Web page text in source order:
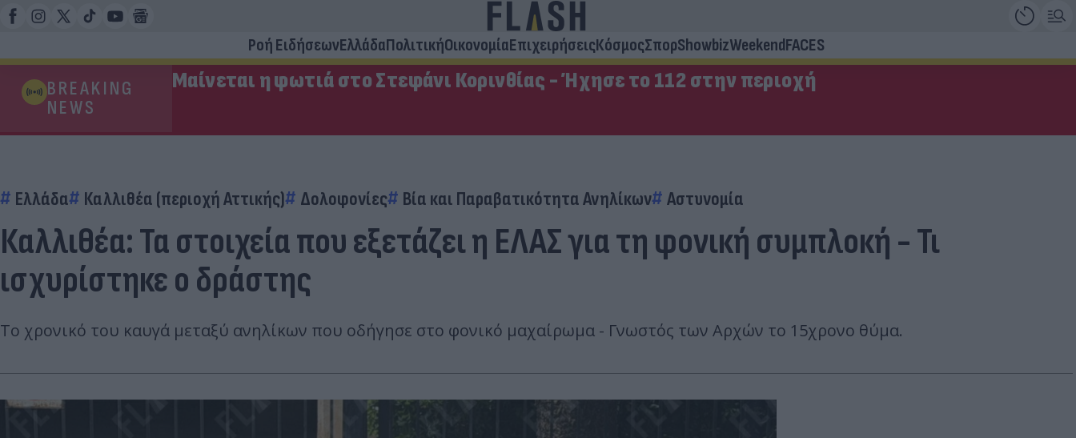
Ροή ΕιδήσεωνΕλλάδαΠολιτικήΟικονομίαΕπιχειρήσειςΚόσμοςΣπορShowbizWeekendFACES
BREAKING
NEWS
Μαίνεται η φωτιά στο Στεφάνι Κορινθίας - Ήχησε το 112 στην περιοχή
Ελλάδα Καλλιθέα (περιοχή Αττικής) Δολοφονίες Βία και Παραβατικότητα Ανηλίκων Αστυνομία
Καλλιθέα: Τα στοιχεία που εξετάζει η ΕΛΑΣ για τη φονική συμπλοκή - Τι
ισχυρίστηκε ο δράστης
Το χρονικό του καυγά μεταξύ ανηλίκων που οδήγησε στο φονικό μαχαίρωμα - Γνωστός των Αρχών το 15χρονο θύμα.